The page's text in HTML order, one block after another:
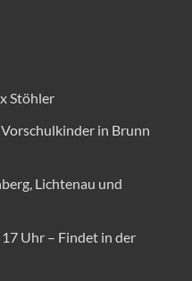
Stöhler
in Brunn
Lichtenau und
Uhr – Findet in der